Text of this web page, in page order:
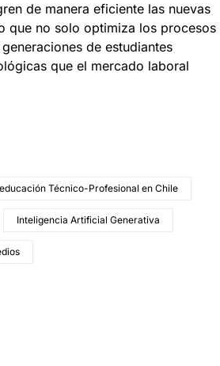
de manera eficiente las nuevas
que no solo optimiza los procesos
de estudiantes
que el mercado laboral
educación Técnico-Profesional en Chile
Inteligencia Artificial Generativa